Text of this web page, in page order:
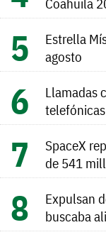
Estrella
agosto
Llamadas
telefónicas
SpaceX
de 541
Expulsan
buscaba